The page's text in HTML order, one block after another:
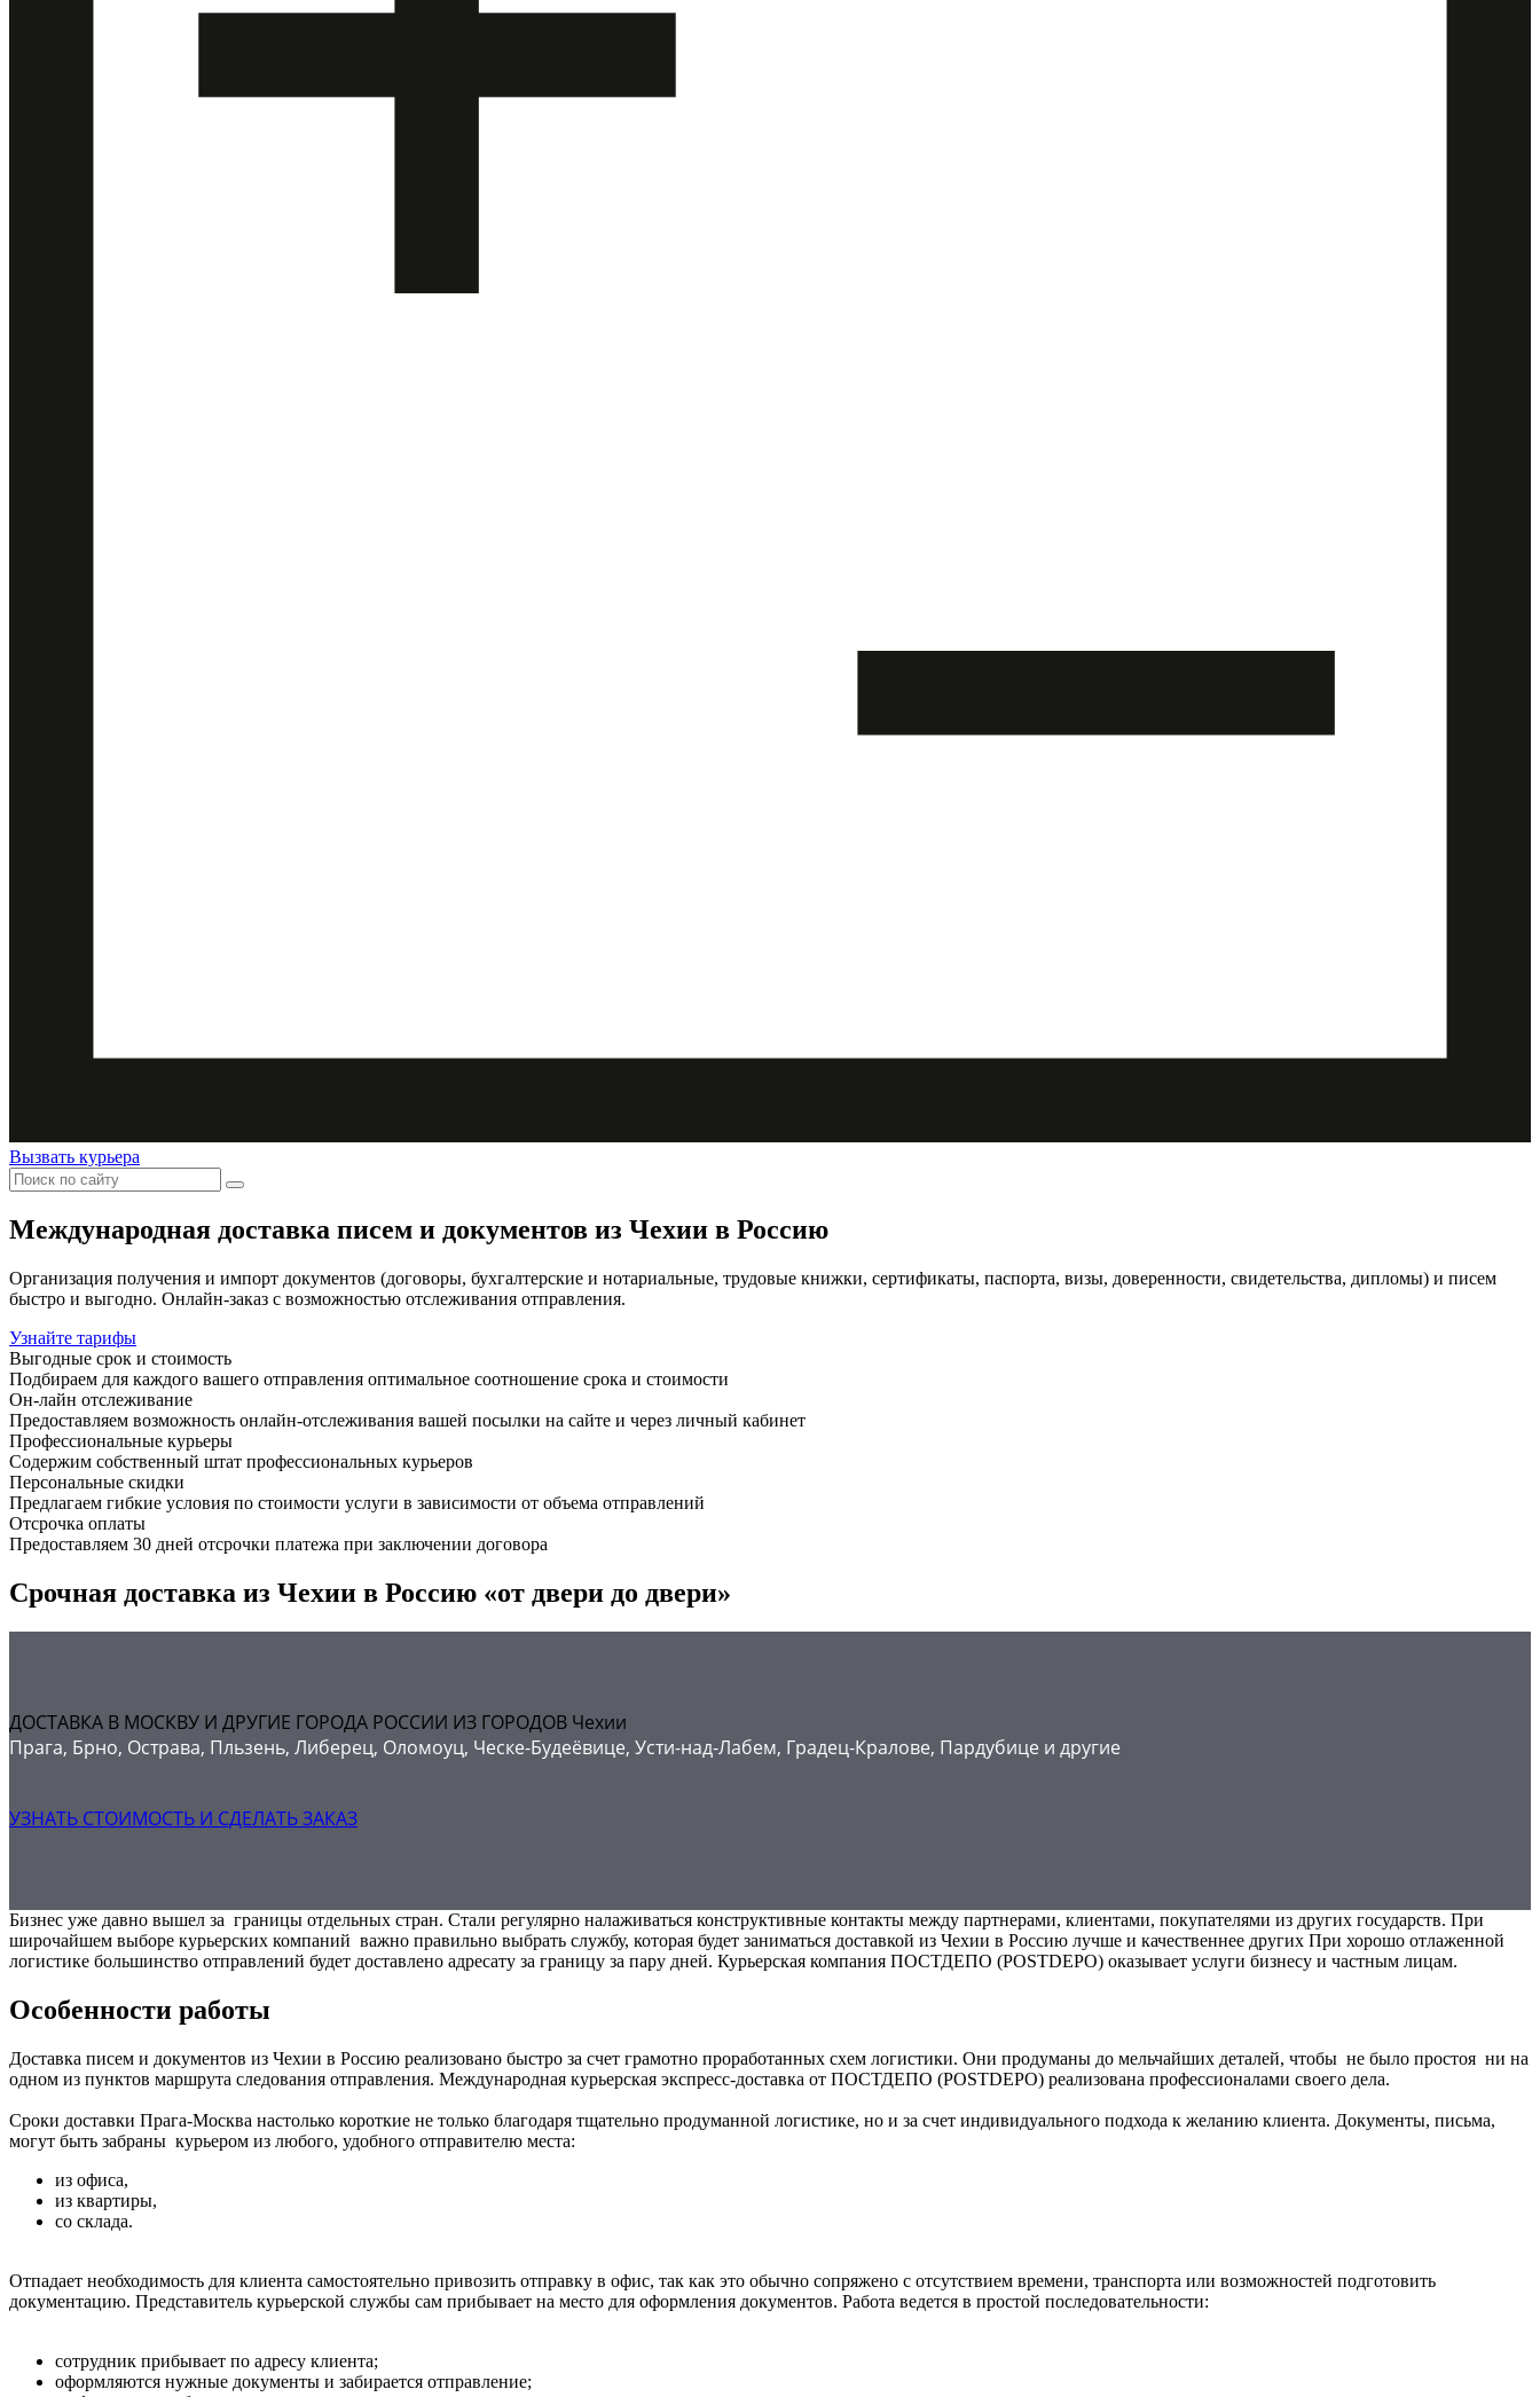
Вызвать курьера
Международная доставка писем и документов из Чехии в Россию
Организация получения и импорт документов (договоры, бухгалтерские и нотариальные, трудовые книжки, сертификаты, паспорта, визы, доверенности, свидетельства, дипломы) и писем
быстро и выгодно. Онлайн-заказ с возможностью отслеживания отправления.
Узнайте тарифы
Выгодные срок и стоимость
Подбираем для каждого вашего отправления оптимальное соотношение срока и стоимости
Он-лайн отслеживание
Предоставляем возможность онлайн-отслеживания вашей посылки на сайте и через личный кабинет
Профессиональные курьеры
Содержим собственный штат профессиональных курьеров
Персональные скидки
Предлагаем гибкие условия по стоимости услуги в зависимости от объема отправлений
Отсрочка оплаты
Предоставляем 30 дней отсрочки платежа при заключении договора
Срочная доставка из Чехии в Россию «от двери до двери»
ДОСТАВКА В МОСКВУ И ДРУГИЕ ГОРОДА РОССИИ ИЗ ГОРОДОВ Чехии
Прага, Брно, Острава, Пльзень, Либерец, Оломоуц, Ческе-Будеёвице, Усти-над-Лабем, Градец-Кралове, Пардубице и другие
УЗНАТЬ СТОИМОСТЬ И СДЕЛАТЬ ЗАКАЗ
Бизнес уже давно вышел за границы отдельных стран. Стали регулярно налаживаться конструктивные контакты между партнерами, клиентами, покупателями из других государств. При
широчайшем выборе курьерских компаний важно правильно выбрать службу, которая будет заниматься доставкой из Чехии в Россию лучше и качественнее других При хорошо отлаженной
логистике большинство отправлений будет доставлено адресату за границу за пару дней. Курьерская компания ПОСТДЕПО (POSTDEPO) оказывает услуги бизнесу и частным лицам.
Особенности работы
Доставка писем и документов из Чехии в Россию реализовано быстро за счет грамотно проработанных схем логистики. Они продуманы до мельчайших деталей, чтобы не было простоя ни на
одном из пунктов маршрута следования отправления. Международная курьерская экспресс-доставка от ПОСТДЕПО (POSTDEPO) реализована профессионалами своего дела.
Сроки доставки Прага-Москва настолько короткие не только благодаря тщательно продуманной логистике, но и за счет индивидуального подхода к желанию клиента. Документы, письма,
могут быть забраны курьером из любого, удобного отправителю места:
из офиса,
из квартиры,
со склада.
Отпадает необходимость для клиента самостоятельно привозить отправку в офис, так как это обычно сопряжено с отсутствием времени, транспорта или возможностей подготовить
документацию. Представитель курьерской службы сам прибывает на место для оформления документов. Работа ведется в простой последовательности:
сотрудник прибывает по адресу клиента;
оформляются нужные документы и забирается отправление;